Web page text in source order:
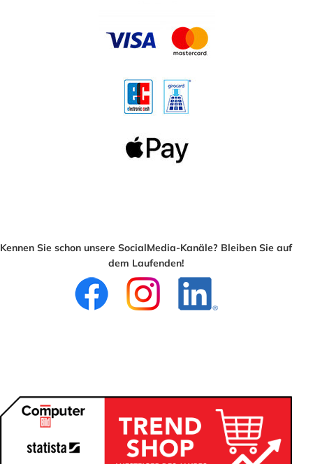
Kennen Sie schon unsere SocialMedia-Kanäle? Bleiben Sie auf
dem Laufenden!